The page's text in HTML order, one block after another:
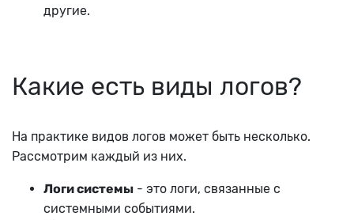
другие.
Какие есть виды логов?
На практике видов логов может быть несколько.
Рассмотрим каждый из них.
Логи системы - это логи, связанные с
системными событиями.